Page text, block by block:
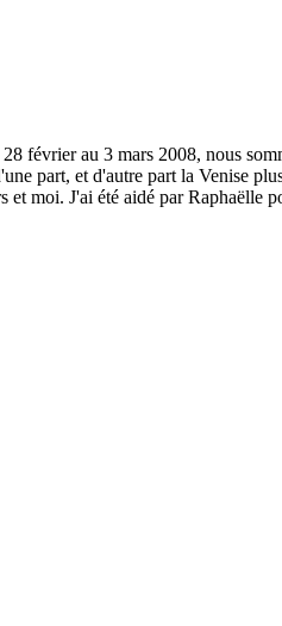
février au 3 mars 2008, nous
part, et d'autre part la Venise
et moi. J'ai été aidé par Raphaëlle